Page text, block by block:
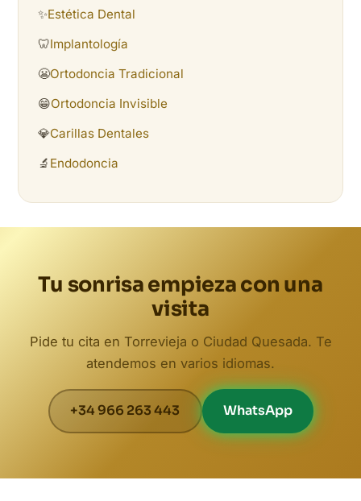
✨Estética Dental
🦷Implantología
😬Ortodoncia Tradicional
😁Ortodoncia Invisible
💎Carillas Dentales
🔬 Endodoncia
Tu sonrisa empieza con una
visita
Pide tu cita en Torrevieja o Ciudad Quesada. Te
atendemos en varios idiomas.
+34 966 263 443 WhatsApp